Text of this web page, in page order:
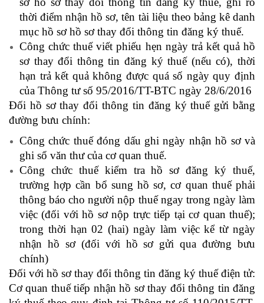
thời điểm nhận hồ sơ, tên tài liệu theo bảng kê danh
mục hồ sơ hồ sơ thay đổi thông tin đăng ký thuế.
Công chức thuế viết phiếu hẹn ngày trả kết quả hồ
sơ thay đổi thông tin đăng ký thuế (nếu có), thời
hạn trả kết quả không được quá số ngày quy định
của Thông tư số 95/2016/TT-BTC ngày 28/6/2016
Đối hồ sơ thay đổi thông tin đăng ký thuế gửi bằng
đường bưu chính:
Công chức thuế đóng dấu ghi ngày nhận hồ sơ và
ghi sổ văn thư của cơ quan thuế.
Công chức thuế kiểm tra hồ sơ đăng ký thuế,
trường hợp cần bổ sung hồ sơ, cơ quan thuế phải
thông báo cho người nộp thuế ngay trong ngày làm
việc (đối với hồ sơ nộp trực tiếp tại cơ quan thuế);
trong thời hạn 02 (hai) ngày làm việc kể từ ngày
nhận hồ sơ (đối với hồ sơ gửi qua đường bưu
chính)
Đối với hồ sơ thay đổi thông tin đăng ký thuế điện tử:
Cơ quan thuế tiếp nhận hồ sơ thay đổi thông tin đăng